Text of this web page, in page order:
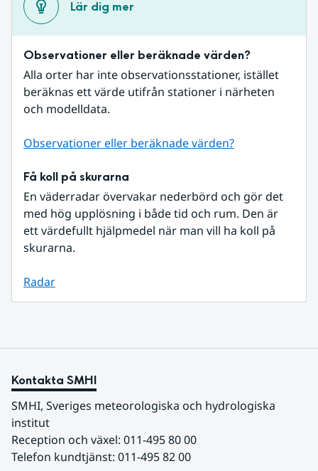
Lär dig mer
Observationer eller beräknade värden?
Alla orter har inte observationsstationer, istället
beräknas ett värde utifrån stationer i närheten
och modelldata.
Observationer eller beräknade värden?
Få koll på skurarna
En väderradar övervakar nederbörd och gör det
med hög upplösning i både tid och rum. Den är
ett värdefullt hjälpmedel när man vill ha koll på
skurarna.
Radar
Kontakta SMHI
SMHI, Sveriges meteorologiska och hydrologiska
institut
Reception och växel: 011-495 80 00
Telefon kundtjänst: 011-495 82 00